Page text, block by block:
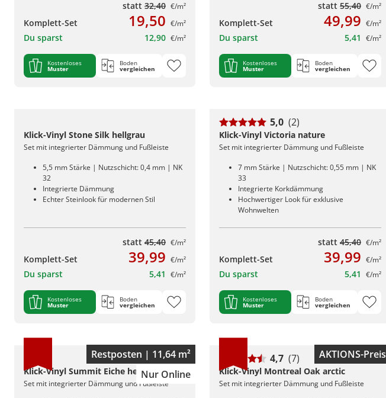
statt 32,40 €/m²
Komplett-Set 19,50 €/m²
Du sparst 12,90 €/m²
Kostenloses
Muster
Boden
vergleichen
statt 55,40 €/m²
Komplett-Set 49,99 €/m²
Du sparst 5,41 €/m²
Kostenloses
Muster
Boden
vergleichen
Klick-Vinyl Stone Silk hellgrau
Set mit integrierter Dämmung und Fußleiste
5,5 mm Stärke | Nutzschicht: 0,4 mm | NK
32
Integrierte Dämmung
Echter Steinlook für modernen Stil
statt 45,40 €/m²
Komplett-Set 39,99 €/m²
Du sparst 5,41 €/m²
Kostenloses
Muster
Boden
vergleichen
5,0 (2)
Klick-Vinyl Victoria nature
Set mit integrierter Dämmung und Fußleiste
7 mm Stärke | Nutzschicht: 0,55 mm | NK
33
Integrierte Korkdämmung
Hochwertiger Look für exklusive
Wohnwelten
statt 45,40 €/m²
Komplett-Set 39,99 €/m²
Du sparst 5,41 €/m²
Kostenloses
Muster
Boden
vergleichen
Restposten | 11,64 m²
Nur Online
Klick-Vinyl Summit Eiche hell
Set mit integrierter Dämmung und Fußleiste
AKTIONS-Preis
4,7 (7)
Klick-Vinyl Montreal Oak arctic
Set mit integrierter Dämmung und Fußleiste